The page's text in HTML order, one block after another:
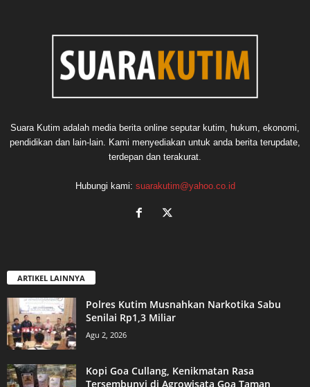
Suara Kutim adalah media berita online seputar kutim, hukum, ekonomi,
pendidikan dan lain-lain. Kami menyediakan untuk anda berita terupdate,
terdepan dan terakurat.
Hubungi kami: suarakutim@yahoo.co.id
ARTIKEL LAINNYA
Polres Kutim Musnahkan Narkotika Sabu
Senilai Rp1,3 Miliar
Agu 2, 2026
Kopi Goa Cullang, Kenikmatan Rasa
Tersembunyi di Agrowisata Goa Taman